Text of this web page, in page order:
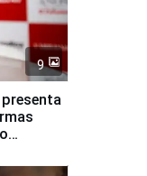
9
presenta